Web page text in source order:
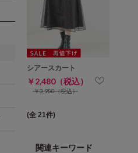
シアースカート
￥2,480（税込）
￥3,980（税込）
(全 21件)
関連キーワード